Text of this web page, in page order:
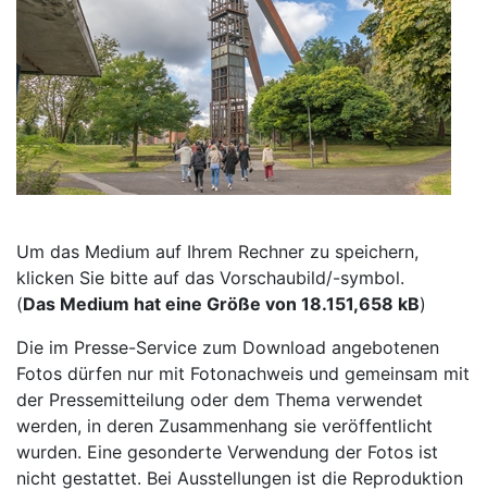
Um das Medium auf Ihrem Rechner zu speichern,
klicken Sie bitte auf das Vorschaubild/-symbol.
(Das Medium hat eine Größe von 18.151,658 kB)
Die im Presse-Service zum Download angebotenen
Fotos dürfen nur mit Fotonachweis und gemeinsam mit
der Pressemitteilung oder dem Thema verwendet
werden, in deren Zusammenhang sie veröffentlicht
wurden. Eine gesonderte Verwendung der Fotos ist
nicht gestattet. Bei Ausstellungen ist die Reproduktion